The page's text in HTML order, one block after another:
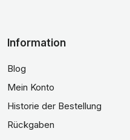
Information
Blog
Mein Konto
Historie der Bestellung
Rückgaben